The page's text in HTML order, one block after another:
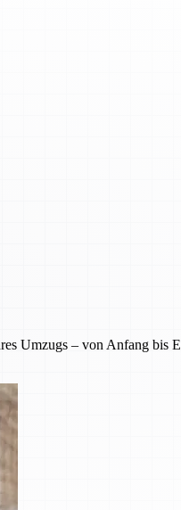
Umzugs – von Anfang bis